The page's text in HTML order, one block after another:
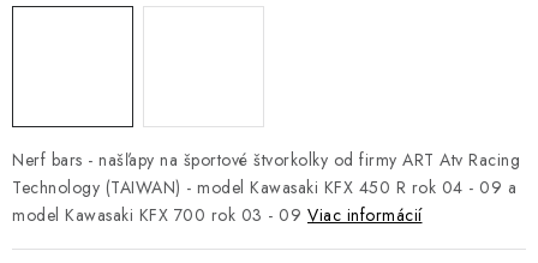
ŠTVORKOLKY
NOVINKY
Nerf bars - našľapy na športové štvorkolky od firmy ART Atv Racing
Technology (TAIWAN) - model Kawasaki KFX 450 R rok 04 - 09 a
model Kawasaki KFX 700 rok 03 - 09 Viac informácií